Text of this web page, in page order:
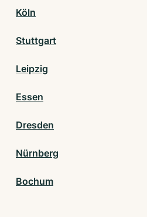
Köln
Stuttgart
Leipzig
Essen
Dresden
Nürnberg
Bochum